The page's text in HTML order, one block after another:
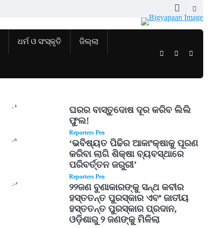
ଧର୍ମ ଓ ସଂସ୍କୃତି ଜିଲ୍ଲା
TwitterFacebook
1
ଘରର ବାସ୍ତୁଦୋଷ ଦୂର କରିବ ଲିଲି
ଫୁଲ!
Reporters Pen
2
‘ଭବିଷ୍ୟତ ପିଢିର ଆକାଂକ୍ଷାକୁ ପୂରଣ
କରିବା ଲାଗି ଶିକ୍ଷା ବ୍ୟବସ୍ଥାରେ
ପରିବର୍ତ୍ତନ ଜରୁରୀ’
Reporters Pen
3
୨୨ଜଣ ବୁଣାକାରଙ୍କୁ ସନ୍ଥ କବୀର
ହସ୍ତତନ୍ତ ପୁରସ୍କାର ଏବଂ ଜାତୀୟ
ହସ୍ତତନ୍ତ ପୁରସ୍କାର ପ୍ରଦାନ,
ଓଡ଼ିଶାରୁ ୨ ଜଣଙ୍କୁ ମିଳିଲା